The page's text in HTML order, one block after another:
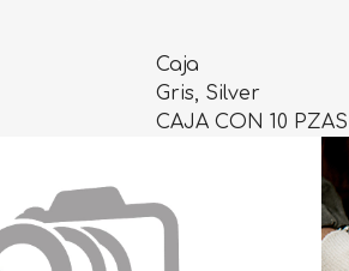
Caja
Gris, Silver
CAJA CON 10 PZAS